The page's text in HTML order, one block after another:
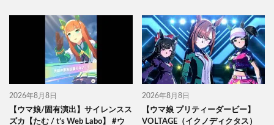
2026年8月8日
【ウマ娘/固有演出】サイレンスス
ズカ【たむ / t’s Web Labo】 #ウ
2026年8月8日
【ウマ娘 プリティーダービー】
VOLTAGE（イクノディクタス）